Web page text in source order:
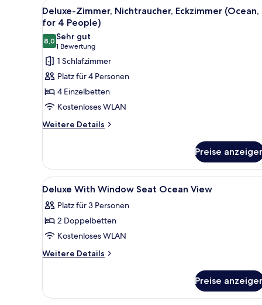
(Tatami,
for
People)
Alle
Fotos
für
Deluxe-
Zimmer,
Nichtraucher,
Eckzimmer
(Ocean,
for
4
Ein Hotelzimmer mit zwei
1
Deluxe-Zimmer, Nichtraucher, Eckzimmer (Ocean,
for 4 People)
8,08,0 von 10
Sehr gut
1 Bewertung
(1
Bewertung)
1 Schlafzimmer
Platz für 4 Personen
4 Einzelbetten
Kostenloses WLAN
Weitere Details
Weitere
Zimmer,
Nichtraucher,
Eckzimmer
for
4
Preise
Alle
Fotos
für
Deluxe
With
Window
View
Zimmersafe, Schreibtisch,
10
Deluxe With Window Seat Ocean View
Platz für 3 Personen
2 Doppelbetten
Kostenloses WLAN
Weitere Details
Weitere
With
Preise